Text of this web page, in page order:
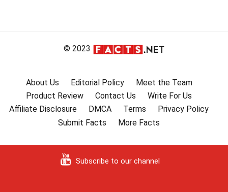
© 2023
About Us Editorial Policy
Meet the Team
Product Review
Contact Us
Write For Us
Affiliate Disclosure
DMCA Terms
Privacy Policy
Submit Facts
More Facts
Subscribe to our channel